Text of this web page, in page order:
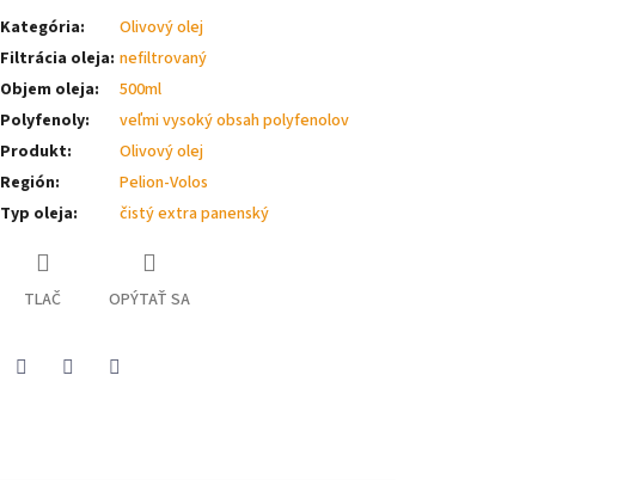
Kategória:
Olivový olej
Filtrácia oleja: nefiltrovaný
Objem oleja:
500ml
Polyfenoly:
veľmi vysoký obsah polyfenolov
Produkt:
Olivový olej
Región:
Pelion-Volos
Typ oleja: čistý extra panenský
TLAČ OPÝTAŤ SA